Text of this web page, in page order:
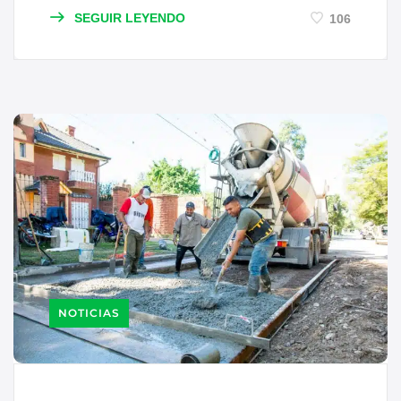
SEGUIR LEYENDO 106
NOTICIAS